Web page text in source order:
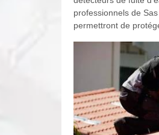
professionnels de
permettront de